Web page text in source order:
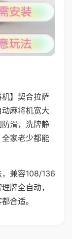
机】契合拉萨
麻将机宽大
滑，洗牌静
家老少都能
兼容108/136
牌全自动，
合适。